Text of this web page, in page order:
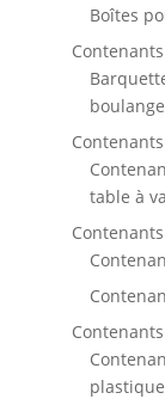
Boîtes
table à
plastique